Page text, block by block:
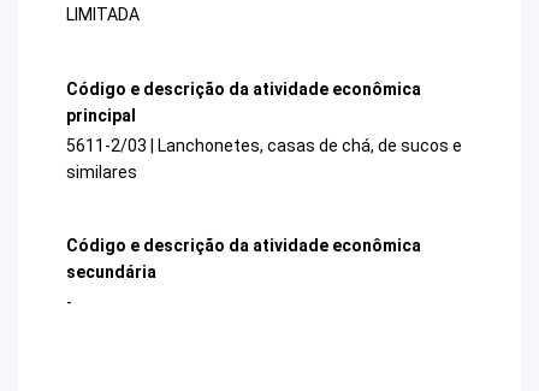
LIMITADA
Código e descrição da atividade econômica
principal
5611-2/03 | Lanchonetes, casas de chá, de sucos e
similares
Código e descrição da atividade econômica
secundária
-